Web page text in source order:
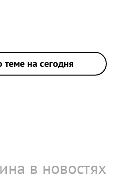
теме на сегодня
в новостях